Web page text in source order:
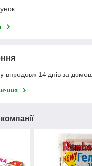
впродовж 14 днів за